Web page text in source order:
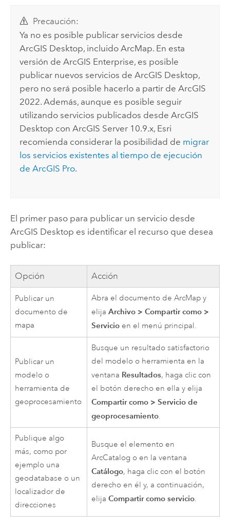
Precaución:
Ya no es posible publicar servicios desde
ArcGIS Desktop, incluidoArcMap. En esta
versión deArcGIS Enterprise, es posible
publicar nuevos servicios deArcGIS Desktop,
pero no será posible hacerlo a partir de ArcGIS
2022. Además, aunque es posible seguir
utilizando servicios publicados desdeArcGIS
Desktop conArcGIS Server 10.9.x, Esri
recomienda considerar la posibilidad de migrar
los servicios existentes al tiempo de ejecución
deArcGIS Pro.
El primer paso para publicar un servicio desde
ArcGIS Desktop es identificar el recurso que desea
publicar:
Opción Acción
Publicar un
documento de
mapa
Abra el documento deArcMap y
elijaArchivo > Compartir como >
Servicio en el menú principal.
Publicar un
modelo o
herramienta de
geoprocesamiento
Busque un resultado satisfactorio
del modelo o herramienta en la
ventana Resultados, haga clic con
el botón derecho en ella y elija
Compartir como > Servicio de
geoprocesamiento.
Publique algo
más, como por
ejemplo una
geodatabase o un
localizador de
direcciones
Busque el elemento en
ArcCatalog o en la ventana
Catálogo, haga clic con el botón
derecho en él y, a continuación,
elijaCompartir como servicio.